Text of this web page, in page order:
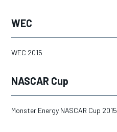
WEC
WEC 2015
NASCAR Cup
Monster Energy NASCAR Cup 2015